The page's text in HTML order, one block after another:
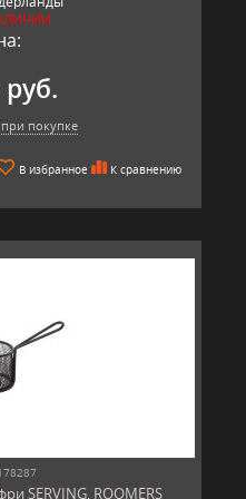
руб.
покупке
В избранное К сравнению
SERVING, ROOMERS